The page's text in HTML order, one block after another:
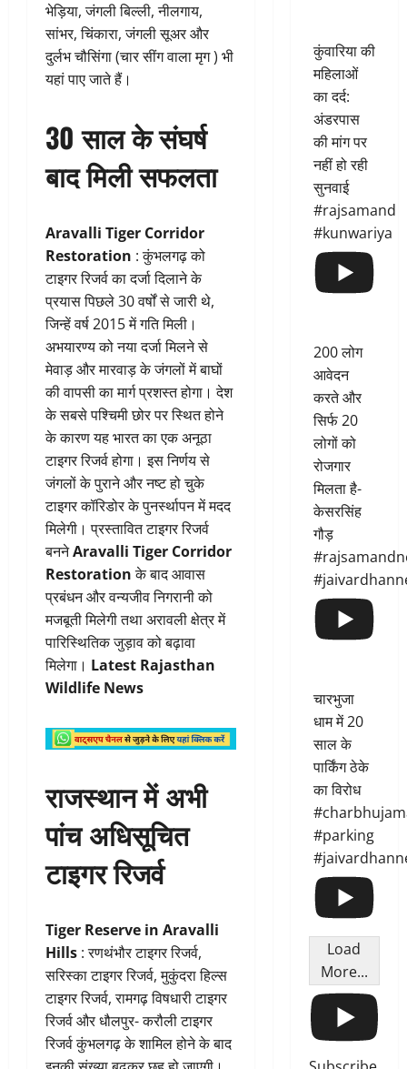
भेड़िया, जंगली बिल्ली, नीलगाय,
सांभर, चिंकारा, जंगली सूअर और
दुर्लभ चौसिंगा (चार सींग वाला मृग ) भी
यहां पाए जाते हैं।
30 साल के संघर्ष
बाद मिली सफलता
Aravalli Tiger Corridor
Restoration : कुंभलगढ़ को
टाइगर रिजर्व का दर्जा दिलाने के
प्रयास पिछले 30 वर्षों से जारी थे,
जिन्हें वर्ष 2015 में गति मिली।
अभयारण्य को नया दर्जा मिलने से
मेवाड़ और मारवाड़ के जंगलों में बाघों
की वापसी का मार्ग प्रशस्त होगा। देश
के सबसे पश्चिमी छोर पर स्थित होने
के कारण यह भारत का एक अनूठा
टाइगर रिजर्व होगा। इस निर्णय से
जंगलों के पुराने और नष्ट हो चुके
टाइगर कॉरिडोर के पुनर्स्थापन में मदद
मिलेगी। प्रस्तावित टाइगर रिजर्व
बननेAravalli Tiger Corridor
Restorationके बाद आवास
प्रबंधन और वन्यजीव निगरानी को
मजबूती मिलेगी तथा अरावली क्षेत्र में
पारिस्थितिक जुड़ाव को बढ़ावा
मिलेगा। Latest Rajasthan
Wildlife News
राजस्थान में अभी
पांच अधिसूचित
टाइगर रिजर्व
Tiger Reserve in Aravalli
Hills : रणथंभौर टाइगर रिजर्व,
सरिस्का टाइगर रिजर्व, मुकुंदरा हिल्स
टाइगर रिजर्व, रामगढ़ विषधारी टाइगर
रिजर्व और धौलपुर- करौली टाइगर
रिजर्व कुंभलगढ़ के शामिल होने के बाद
कुंवारिया की
महिलाओं
का दर्द:
अंडरपास
की मांग पर
नहीं हो रही
सुनवाई
#rajsamand
#kunwariya
200 लोग
आवेदन
करते और
सिर्फ 20
लोगों को
रोजगार
मिलता है-
केसरसिंह
गौड़
चारभुजा
धाम में 20
साल के
पार्किंग ठेके
का विरोध
#parking
Load
More...